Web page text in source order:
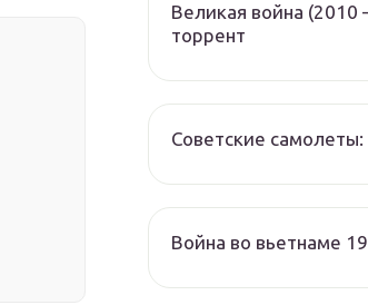
Великая война (2010
торрент
Советские самолеты:
Война во вьетнаме